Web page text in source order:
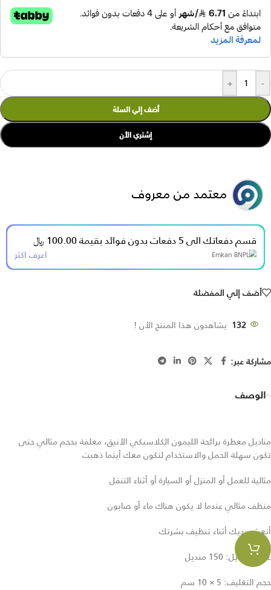
-
+
أضف إلي السلة
إشتري الأن
معتمد من معروف
قسم دفعاتك الى 5 دفعات بدون فوائد بقيمة 100.00 ﷼
اعرف اكثر
أضف إلي المفضلة
132 يشاهدون هذا المنتج الأن !
مشاركة عبر:
الوصف
مناديل معطرة برائحة الليمون الكلاسيكي الأنيق، مغلفة بحجم مثالي حتى
تكون سهلة الحمل والاستخدام لتكون معك أينما ذهبت
مثالية للعمل أو المنزل أو السيارة أو أثناء التنقل
منظف مثالي عندما لا يكون هناك ماء أو صابون
أنعش يديك أثناء تنظيف بشرتك
عدد المناديل: 150 منديل
حجم التغليف: 5 × 10 سم